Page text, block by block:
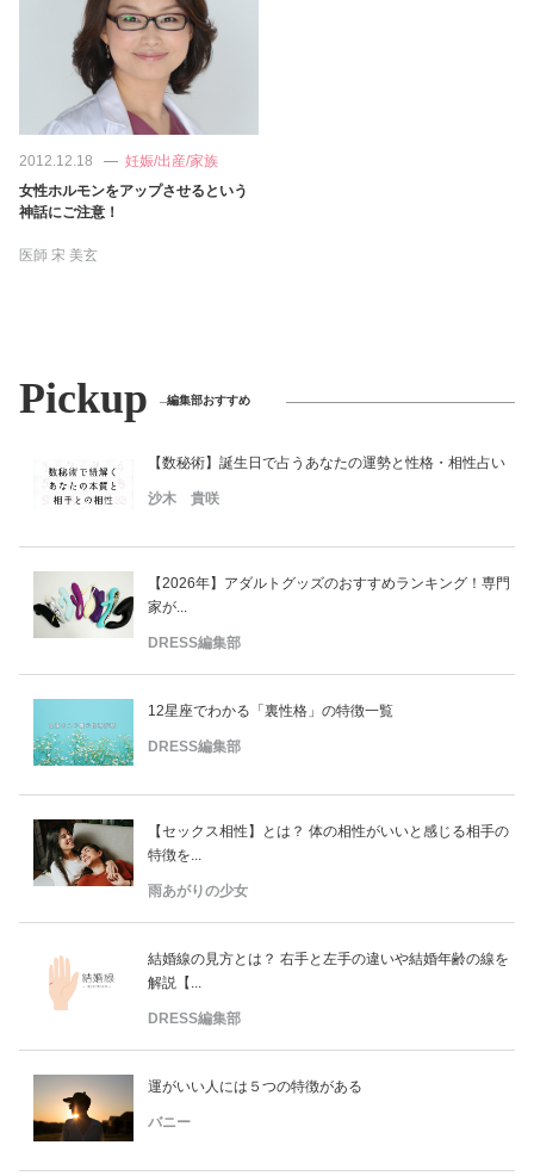
2012.12.18
妊娠/出産/家族
女性ホルモンをアップさせるという
神話にご注意！
医師 宋 美玄
Pickup 編集部おすすめ
【数秘術】誕生日で占うあなたの運勢と性格・相性占い
沙木 貴咲
【2026年】アダルトグッズのおすすめランキング！専門
家が...
DRESS編集部
12星座でわかる「裏性格」の特徴一覧
DRESS編集部
【セックス相性】とは？ 体の相性がいいと感じる相手の
特徴を...
雨あがりの少女
結婚線の見方とは？ 右手と左手の違いや結婚年齢の線を
解説【...
DRESS編集部
運がいい人には５つの特徴がある
バニー